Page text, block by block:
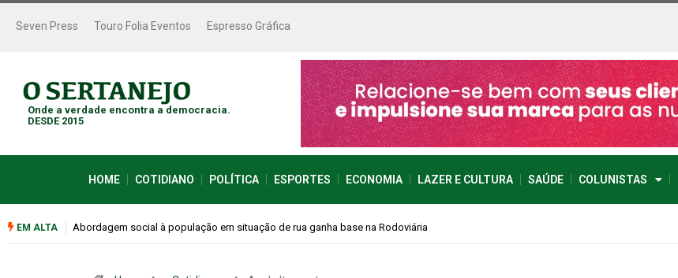
Seven Press Touro Folia Eventos Espresso Gráfica
Onde a verdade encontra a democracia.
DESDE 2015
HOME COTIDIANO POLÍTICA ESPORTES ECONOMIA LAZER E CULTURA SAÚDE COLUNISTAS
EM ALTA Cemitérios terão horário especial e missas no Dia dos Pais